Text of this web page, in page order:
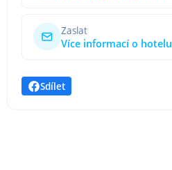
Zaslat
Více informací o hotelu
Sdílet